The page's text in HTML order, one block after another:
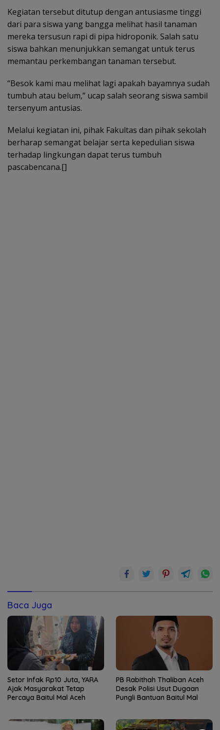
Kegiatan tersebut ditutup dengan antusiasme tinggi
dari para siswa yang bangga melihat hasil tanaman
mereka tersusun rapi di pipa hidroponik. Salah satu
siswa bahkan menunjukkan semangat untuk terus
memantau perkembangan tanaman tersebut.
“Besok kami mau melihat lagi apakah bayamnya sudah
tumbuh atau belum,” ucap salah seorang siswa sambil
tersenyum antusias.
Melalui kegiatan ini, pihak Fakultas dan pihak sekolah
berharap semangat belajar serta kepedulian siswa
terhadap lingkungan dapat terus tumbuh
pascabencana.[]
Baca Juga
Setor Infak Rp10 Juta, YARA
Ajak Masyarakat Tetap
Percaya Baitul Mal Aceh
PB Rabithah Thaliban Aceh
Desak Polisi Usut Dugaan
Pungli Bantuan Baitul Mal